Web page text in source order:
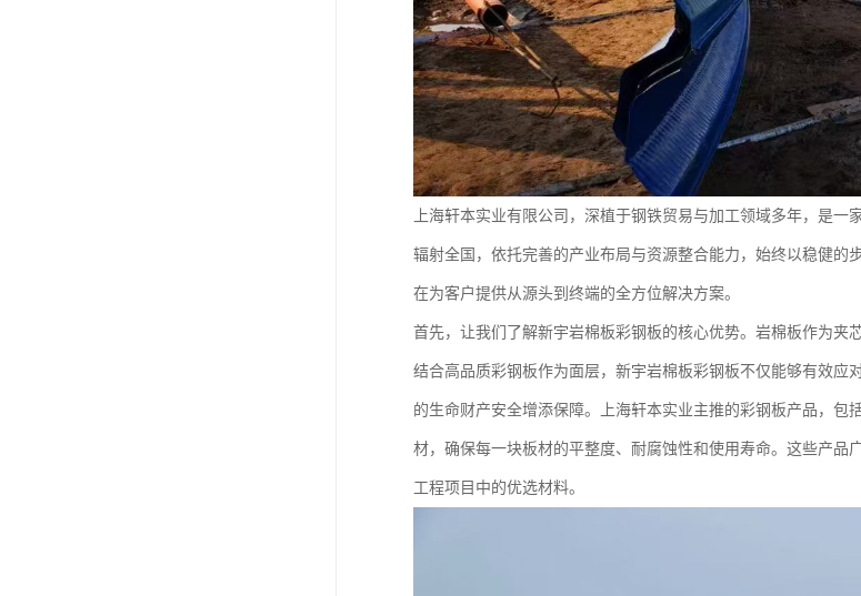
上海轩本实业有限公司，深植于钢铁贸易与加工领域多年，是
辐射全国，依托完善的产业布局与资源整合能力，始终以稳健
在为客户提供从源头到终端的全方位解决方案。
首先，让我们了解新宇岩棉板彩钢板的核心优势。岩棉板作为夹
结合高品质彩钢板作为面层，新宇岩棉板彩钢板不仅能够有效
的生命财产安全增添保障。上海轩本实业主推的彩钢板产品，
材，确保每一块板材的平整度、耐腐蚀性和使用寿命。这些产
工程项目中的优选材料。